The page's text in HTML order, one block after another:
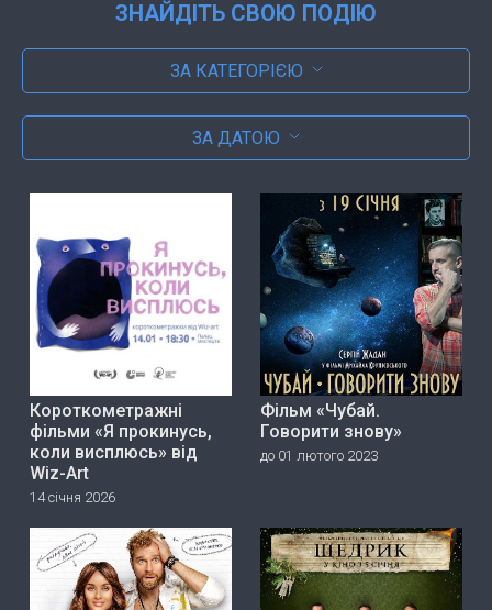
ЗНАЙДІТЬ СВОЮ ПОДІЮ
ЗА КАТЕГОРІЄЮ
ЗА ДАТОЮ
Короткометражні
фільми «Я прокинусь,
коли висплюсь» від
Wiz-Art
14 січня 2026
Фільм «Чубай.
Говорити знову»
до 01 лютого 2023